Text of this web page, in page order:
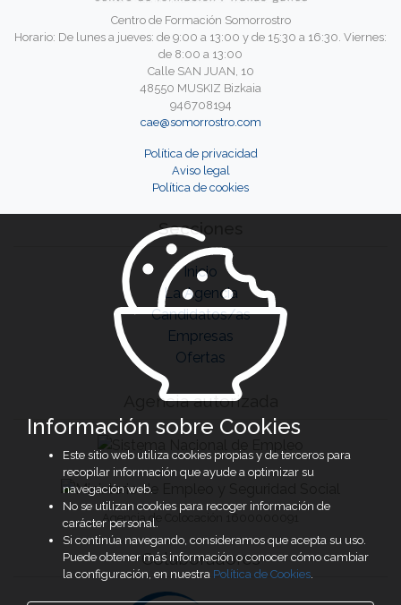
Centro de Formación Somorrostro
Horario: De lunes a jueves: de 9:00 a 13:00 y de 15:30 a 16:30. Viernes:
de 8:00 a 13:00
Calle SAN JUAN, 10
48550 MUSKIZ Bizkaia
946708194
cae@somorrostro.com
Política de privacidad
Aviso legal
Política de cookies
Secciones
Inicio
La Agencia
Candidatos/as
Empresas
Ofertas
Agencia autorizada
Agencia de Colocación 1600000091
Colaboradores
Información sobre Cookies
Este sitio web utiliza cookies propias y de terceros para
recopilar información que ayude a optimizar su
navegación web.
No se utilizan cookies para recoger información de
carácter personal.
Si continúa navegando, consideramos que acepta su uso.
Puede obtener más información o conocer cómo cambiar
la configuración, en nuestra Política de Cookies.